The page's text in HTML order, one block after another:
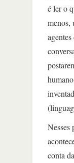
é ler o
menos,
Nesses
conta